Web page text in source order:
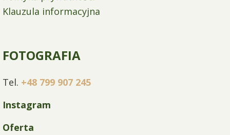
Klauzula informacyjna
FOTOGRAFIA
Tel. +48 799 907 245
Instagram
Oferta